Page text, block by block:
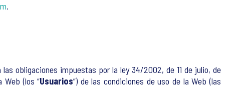
.
obligaciones impuestas por la ley 34/2002, de 11 de julio, de
(los “Usuarios”) de las condiciones de uso de la Web (las